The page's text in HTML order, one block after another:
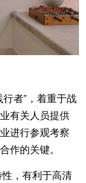
者”，着重于战
有关人员提供
进行参观考察
作的关键。
，有利于高清